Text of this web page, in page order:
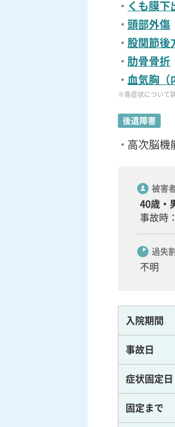
くも膜下
頭部外傷
股関節後
肋骨骨折
血気胸（
※各症状について
後遺障害
高次脳機
被害
40歳・
事故時
過失
不明
入院期間
事故日
症状固定日
固定まで